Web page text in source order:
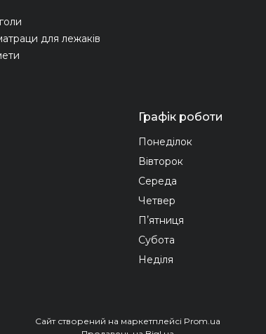
для лежаків
Графік роботи
Понеділок
Вівторок
Середа
Четвер
Пʼятниця
Субота
Неділя
Сайт створений на маркетплейсі Prom.ua